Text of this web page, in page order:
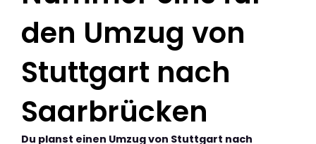
den Umzug von
Stuttgart nach
Saarbrücken
Du planst einen Umzug von Stuttgart nach